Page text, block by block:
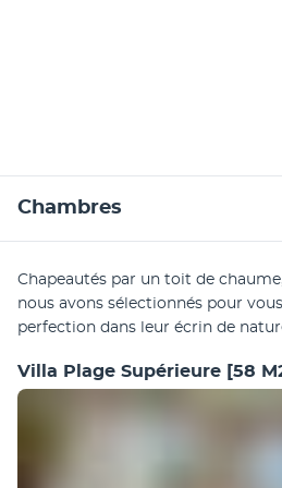
Chambres
Chapeautés par un toit de
nous avons sélectionnés pour
perfection dans leur écrin de
Villa Plage Supérieure [58